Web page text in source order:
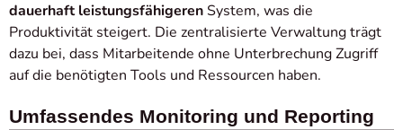
dauerhaft leistungsfähigerenSystem, was die
Produktivität steigert. Die zentralisierte Verwaltung trägt
dazu bei, dass Mitarbeitende ohne Unterbrechung Zugriff
auf die benötigten Tools und Ressourcen haben.
Umfassendes Monitoring und Reporting